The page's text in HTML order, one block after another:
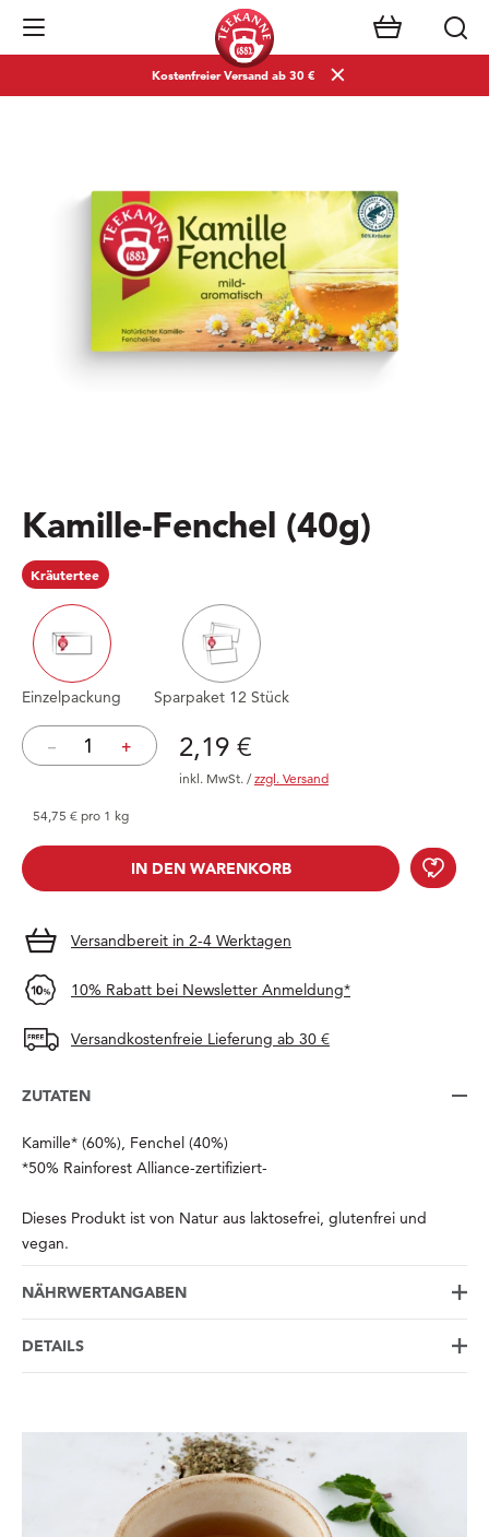
Navigation öffnen
Kostenfreier Versand ab 30 €
Kamille-Fenchel (40g)
Kräutertee
Einzelpackung Sparpaket 12 Stück
– + Preis: 2,19 €
2,19 €
inkl. MwSt. /zzgl. Versand
54,75 € pro 1 kg
IN DEN WARENKORB
Versandbereit in 2-4 Werktagen
10% Rabatt bei Newsletter Anmeldung*
Versandkostenfreie Lieferung ab 30 €
ZUTATEN
Kamille* (60%), Fenchel (40%)
*50% Rainforest Alliance-zertifiziert-
Dieses Produkt ist von Natur aus laktosefrei, glutenfrei und
vegan.
NÄHRWERTANGABEN
DETAILS